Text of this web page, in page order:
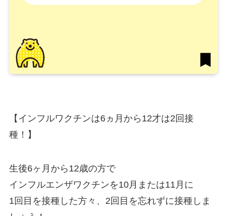
【インフルワクチンは6ヵ月から12才は2回接
種！】
生後6ヶ月から12歳の方で
インフルエンザワクチンを10月または11月に
1回目を接種した方々、2回目を忘れずに接種しま